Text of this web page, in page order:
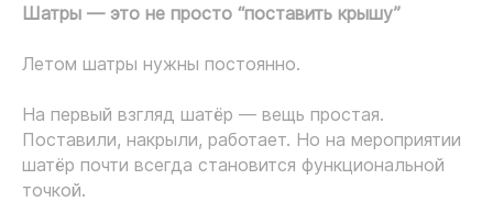
Шатры — это не просто “поставить крышу”
Летом шатры нужны постоянно.
На первый взгляд шатёр — вещь простая.
Поставили, накрыли, работает. Но на мероприятии
шатёр почти всегда становится функциональной
точкой.